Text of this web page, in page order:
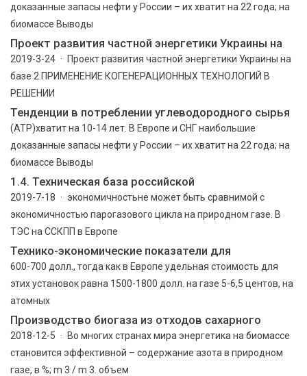
доказанные запасы нефти у России – их хватит на 22 года; на
биомассе Выводы
Проект развития частной энергетики Украины на
2019-3-24 · Проект развития частной энергетики Украины на
базе 2.ПРИМЕНЕНИЕ КОГЕНЕРАЦИОННЫХ ТЕХНОЛОГИЙ В
РЕШЕНИИ
Тенденции в потреблении углеводородного сырья
(АТР)хватит на 10-14 лет. В Европе и СНГ наибольшие
доказанные запасы нефти у России – их хватит на 22 года; на
биомассе Выводы
1.4. Техническая база российской
2019-7-18 · экономичностьне может быть сравнимой с
экономичностью парогазового цикла на природном газе. В
ТЭС на ССКПП в Европе
Технико-экономические показатели для
600-700 долл., тогда как в Европе удельная стоимость для
этих установок равна 1500-1800 долл. на газе 5-6,5 центов, на
атомных
Производство биогаза из отходов сахарного
2018-12-5 · Во многих странах мира энергетика на биомассе
становится эффективной – содержание азота в природном
газе, в %; m 3 / m 3. объем